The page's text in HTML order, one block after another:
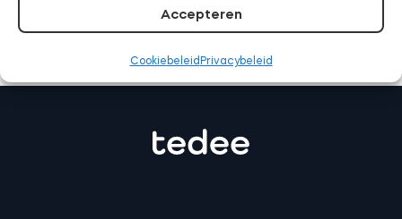
Accepteren
Cookiebeleid Privacybeleid
Tedee GO2
Nu kopen